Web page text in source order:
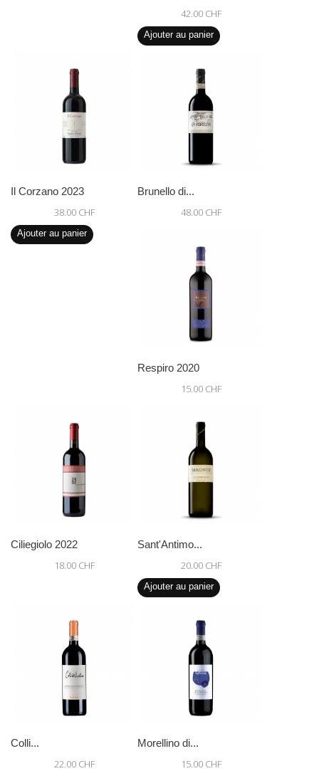
42.00 CHF
Ajouter au panier
Il Corzano 2023
38.00 CHF
Ajouter au panier
Brunello di...
48.00 CHF
Respiro 2020
15.00 CHF
Ciliegiolo 2022
18.00 CHF
Sant'Antimo...
20.00 CHF
Ajouter au panier
Colli...
22.00 CHF
Morellino di...
15.00 CHF